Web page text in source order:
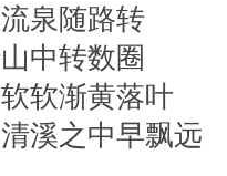
泉随路转
中转数圈
软渐黄落叶
溪之中早飘远